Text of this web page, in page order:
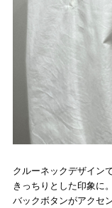
クルーネックデザイン
きっちりとした印象に。
バックボタンがアクセン